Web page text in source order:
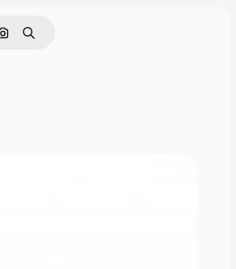
Nach Bild suchen
Suchen